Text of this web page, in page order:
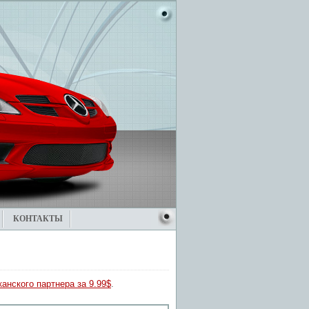
КОНТАКТЫ
партнера за 9.99$.